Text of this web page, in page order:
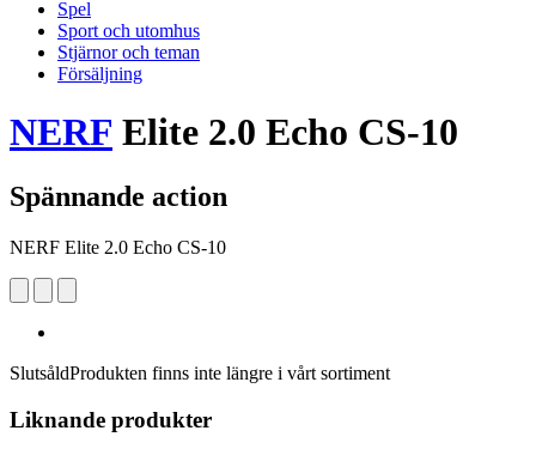
Spel
Sport och utomhus
Stjärnor och teman
Försäljning
NERF Elite 2.0 Echo CS-10
Spännande action
NERF Elite 2.0 Echo CS-10
SlutsåldProdukten finns inte längre i vårt sortiment
Liknande produkter